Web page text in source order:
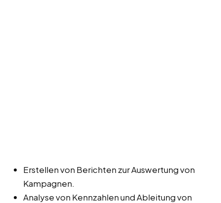
Erstellen von Berichten zur Auswertung von
Kampagnen.
Analyse von Kennzahlen und Ableitung von